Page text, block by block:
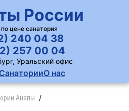
России
цене санатория
СанаторииО нас
240 04 38
257 00 04
Уральский офис
Анапы